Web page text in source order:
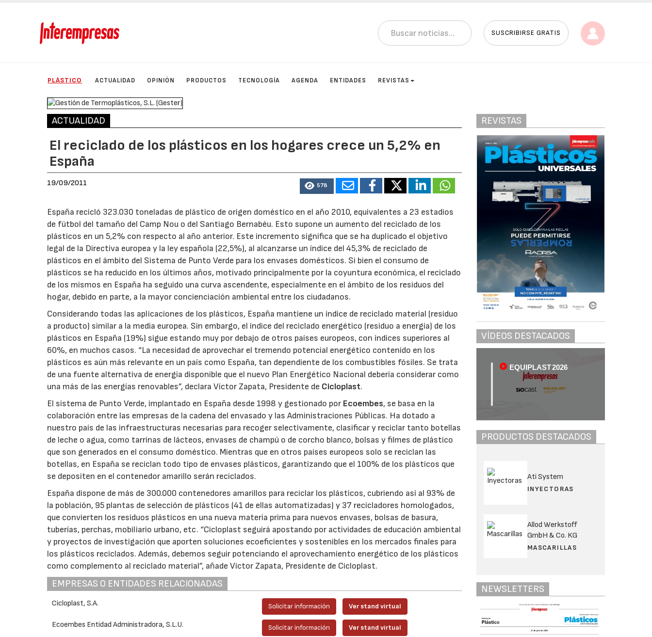
SUSCRIBIRSE GRATIS
PLÁSTICO ACTUALIDAD OPINIÓN PRODUCTOS TECNOLOGÍA AGENDA ENTIDADES REVISTAS
ACTUALIDAD
El reciclado de los plásticos en los hogares crece un 5,2% en
España
19/09/2011 578
España recicló 323.030 toneladas de plástico de origen doméstico en el año 2010, equivalentes a 23 estadios
de fútbol del tamaño del Camp Nou o del Santiago Bernabéu. Esto supone un aumento del reciclado de los
plásticos en un 5,2% con respecto al año anterior. Este incremento significa que se ha duplicado el objetivo
legal de la Directiva europea y la ley española (22,5%), al alcanzarse un índice del 45,3% de reciclado de
plásticos en el ámbito del Sistema de Punto Verde para los envases domésticos. Si bien el consumo de
plásticos se ha reducido en los últimos años, motivado principalmente por la coyuntura económica, el reciclado
de los mismos en España ha seguido una curva ascendente, especialmente en el ámbito de los residuos del
hogar, debido en parte, a la mayor concienciación ambiental entre los ciudadanos.
Considerando todas las aplicaciones de los plásticos, España mantiene un índice de reciclado material (residuo
a producto) similar a la media europea. Sin embargo, el índice del reciclado energético (residuo a energía) de los
plásticos en España (19%) sigue estando muy por debajo de otros países europeos, con índices superiores al
60%, en muchos casos. “La necesidad de aprovechar el tremendo potencial energético contenido en los
plásticos es aún más relevante en un país como España, tan dependiente de los combustibles fósiles. Se trata
de una fuente alternativa de energía disponible que el nuevo Plan Energético Nacional debería considerar como
una más de las energías renovables”, declara Víctor Zapata, Presidente de Cicloplast.
El sistema de Punto Verde, implantado en España desde 1998 y gestionado por Ecoembes, se basa en la
colaboración entre las empresas de la cadena del envasado y las Administraciones Públicas. Ha dotado a
nuestro país de las infraestructuras necesarias para recoger selectivamente, clasificar y reciclar tanto botellas
de leche o agua, como tarrinas de lácteos, envases de champú o de corcho blanco, bolsas y filmes de plástico
que son generados en el consumo doméstico. Mientras que en otros países europeos solo se reciclan las
botellas, en España se reciclan todo tipo de envases plásticos, garantizando que el 100% de los plásticos que
se depositen en el contenedor amarillo serán reciclados.
España dispone de más de 300.000 contenedores amarillos para reciclar los plásticos, cubriendo así al 93% de
la población, 95 plantas de selección de plásticos (41 de ellas automatizadas) y 37 recicladores homologados,
que convierten los residuos plásticos en una nueva materia prima para nuevos envases, bolsas de basura,
tuberías, perchas, mobiliario urbano, etc. “Cicloplast seguirá apostando por actividades de educación ambiental
y proyectos de investigación que aporten soluciones ecoeficientes y sostenibles en los mercados finales para
los plásticos reciclados. Además, debemos seguir potenciando el aprovechamiento energético de los plásticos
como complemento al reciclado material”, añade Víctor Zapata, Presidente de Cicloplast.
EMPRESAS O ENTIDADES RELACIONADAS
Cicloplast, S.A. Solicitar información Ver stand virtual
Ecoembes Entidad Administradora, S.L.U. Solicitar información Ver stand virtual
REVISTAS
VÍDEOS DESTACADOS
EQUIPLAST 2026
PRODUCTOS DESTACADOS
Ati System
INYECTORAS
Allod Werkstoff
GmbH & Co. KG
MASCARILLAS
NEWSLETTERS